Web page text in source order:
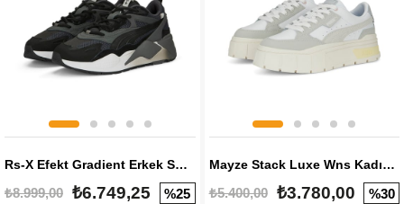
Rs-X Efekt Gradient Erkek Sneaker
₺8.999,00 ₺6.749,25 %25
Mayze Stack Luxe Wns Kadın Sneaker
₺5.400,00 ₺3.780,00 %30